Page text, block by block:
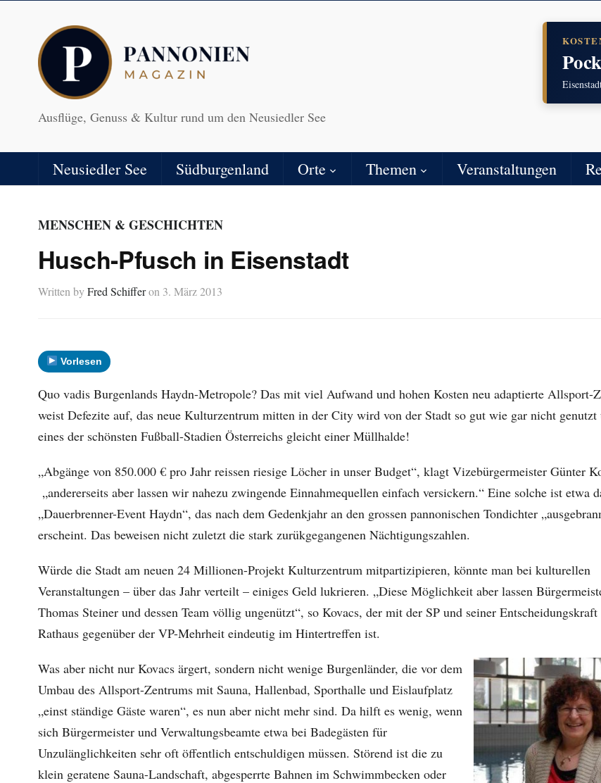
Ausflüge, Genuss & Kultur rund um den Neusiedler See
Neusiedler See Südburgenland Orte Themen Veranstaltungen
MENSCHEN & GESCHICHTEN
Husch-Pfusch in Eisenstadt
Written byFred Schiffer on 3. März 2013
Vorlesen
Quo vadis Burgenlands Haydn-Metropole? Das mit viel Aufwand und hohen Kosten neu adaptierte Allsport-
weist Defezite auf, das neue Kulturzentrum mitten in der City wird von der Stadt so gut wie gar nicht genutzt
eines der schönsten Fußball-Stadien Österreichs gleicht einer Müllhalde!
„Abgänge von 850.000 € pro Jahr reissen riesige Löcher in unser Budget“, klagt Vizebürgermeister Günter
„andererseits aber lassen wir nahezu zwingende Einnahmequellen einfach versickern.“ Eine solche ist etwa
„Dauerbrenner-Event Haydn“, das nach dem Gedenkjahr an den grossen pannonischen Tondichter
erscheint. Das beweisen nicht zuletzt die stark zurükgegangenen Nächtigungszahlen.
Würde die Stadt am neuen 24 Millionen-Projekt Kulturzentrum mitpartizipieren, könnte man bei kulturellen
Veranstaltungen – über das Jahr verteilt – einiges Geld lukrieren. „Diese Möglichkeit aber lassen
Thomas Steiner und dessen Team völlig ungenützt“, so Kovacs, der mit der SP und seiner
Rathaus gegenüber der VP-Mehrheit eindeutig im Hintertreffen ist.
Was aber nicht nur Kovacs ärgert, sondern nicht wenige Burgenländer, die vor dem
Umbau des Allsport-Zentrums mit Sauna, Hallenbad, Sporthalle und Eislaufplatz
„einst ständige Gäste waren“, es nun aber nicht mehr sind. Da hilft es wenig, wenn
sich Bürgermeister und Verwaltungsbeamte etwa bei Badegästen für
Unzulänglichkeiten sehr oft öffentlich entschuldigen müssen. Störend ist die zu
klein geratene Sauna-Landschaft, abgesperrte Bahnen im Schwimmbecken oder